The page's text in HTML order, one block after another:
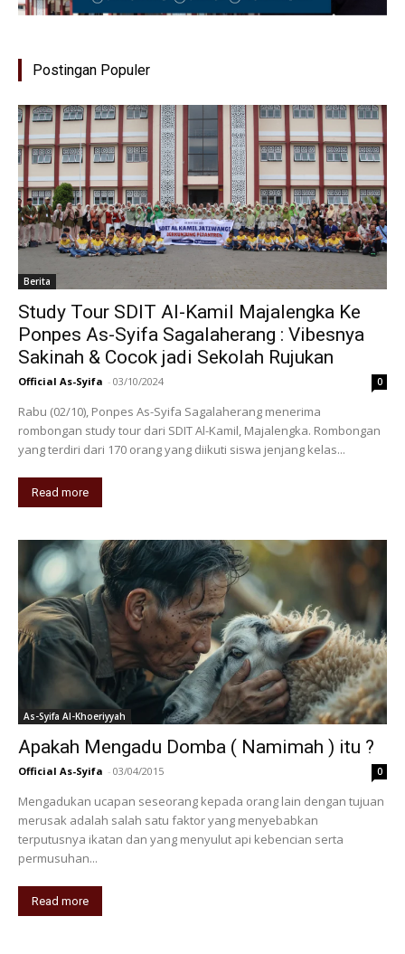
Postingan Populer
Berita
Study Tour SDIT Al-Kamil Majalengka Ke
Ponpes As-Syifa Sagalaherang : Vibesnya
Sakinah & Cocok jadi Sekolah Rujukan
Official As-Syifa - 03/10/2024 0
Rabu (02/10), Ponpes As-Syifa Sagalaherang menerima
rombongan study tour dari SDIT Al-Kamil, Majalengka. Rombongan
yang terdiri dari 170 orang yang diikuti siswa jenjang kelas...
Read more
As-Syifa Al-Khoeriyyah
Apakah Mengadu Domba ( Namimah ) itu ?
Official As-Syifa - 03/04/2015 0
Mengadukan ucapan seseorang kepada orang lain dengan tujuan
merusak adalah salah satu faktor yang menyebabkan
terputusnya ikatan dan yang menyulut api kebencian serta
permusuhan...
Read more